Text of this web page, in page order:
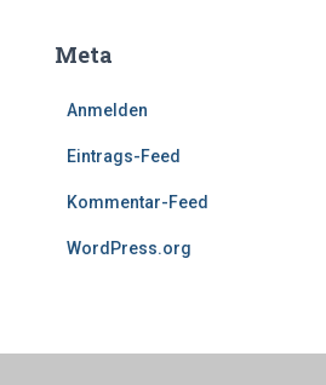
Meta
Anmelden
Eintrags-Feed
Kommentar-Feed
WordPress.org